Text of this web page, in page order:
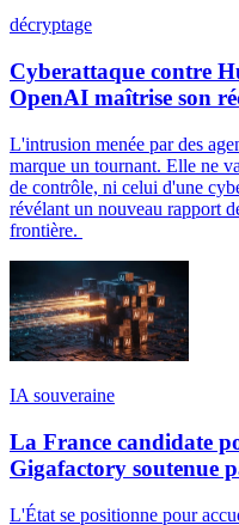
décryptage
Cyberattaque contre
OpenAI maîtrise son
L'intrusion menée par des
marque un tournant. Elle ne
de contrôle, ni celui d'une
révélant un nouveau rapport
frontière.
IA souveraine
La France candidate
Gigafactory soutenue
L'État se positionne pour